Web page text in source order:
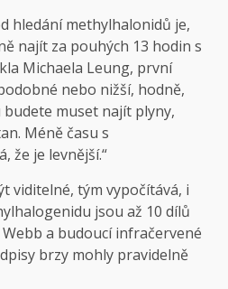
hledání methylhalonidů je,
najít za pouhých 13 hodin s
Michaela Leung, první
nebo nižší, hodně,
muset najít plyny,
Méně času s
že je levnější.“
viditelné, tým vypočítává, i
jsou až 10 dílů
a budoucí infračervené
brzy mohly pravidelně